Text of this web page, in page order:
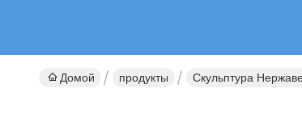
Домой продукты Скульптура